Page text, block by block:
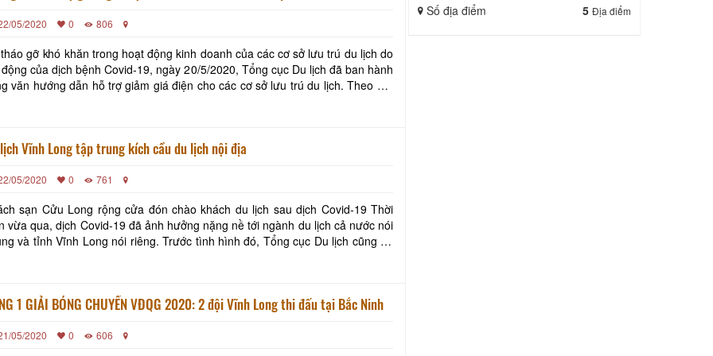
05/2020 0 806
gỡ khó khăn trong hoạt động kinh doanh của các cơ sở lưu trú du lịch do
của dịch bệnh Covid-19, ngày 20/5/2020, Tổng cục Du lịch đã ban hành
văn hướng dẫn hỗ trợ giảm giá điện cho các cơ sở lưu trú du lịch. Theo đó,
Vĩnh Long tập trung kích cầu du lịch nội địa
05/2020 0 761
sạn Cửu Long rộng cửa đón chào khách du lịch sau dịch Covid-19 Thời
vừa qua, dịch Covid-19 đã ảnh hưởng nặng nề tới ngành du lịch cả nước nói
và tỉnh Vĩnh Long nói riêng. Trước tình hình đó, Tổng cục Du lịch cũng đã
1 GIẢI BÓNG CHUYỀN VĐQG 2020: 2 đội Vĩnh Long thi đấu tại Bắc Ninh
05/2020 0 606
Số địa điểm 5 Địa điểm